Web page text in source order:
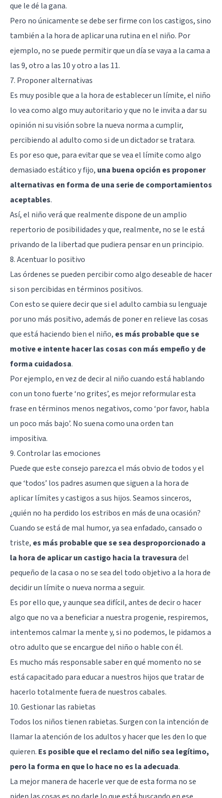
que le dé la gana.
Pero no únicamente se debe ser firme con los castigos, sino
también a la hora de aplicar una rutina en el niño. Por
ejemplo, no se puede permitir que un día se vaya a la cama a
las 9, otro a las 10 y otro a las 11.
7. Proponer alternativas
Es muy posible que a la hora de establecer un límite, el niño
lo vea como algo muy autoritario y que no le invita a dar su
opinión ni su visión sobre la nueva norma a cumplir,
percibiendo al adulto como si de un dictador se tratara.
Es por eso que, para evitar que se vea el límite como algo
demasiado estático y fijo, una buena opción es proponer
alternativas en forma de una serie de comportamientos
aceptables.
Así, el niño verá que realmente dispone de un amplio
repertorio de posibilidades y que, realmente, no se le está
privando de la libertad que pudiera pensar en un principio.
8. Acentuar lo positivo
Las órdenes se pueden percibir como algo deseable de hacer
si son percibidas en términos positivos.
Con esto se quiere decir que si el adulto cambia su lenguaje
por uno más positivo, además de poner en relieve las cosas
que está haciendo bien el niño, es más probable que se
motive e intente hacer las cosas con más empeño y de
forma cuidadosa.
Por ejemplo, en vez de decir al niño cuando está hablando
con un tono fuerte ‘no grites’, es mejor reformular esta
frase en términos menos negativos, como ‘por favor, habla
un poco más bajo’. No suena como una orden tan
impositiva.
9. Controlar las emociones
Puede que este consejo parezca el más obvio de todos y el
que ‘todos’ los padres asumen que siguen a la hora de
aplicar límites y castigos a sus hijos. Seamos sinceros,
¿quién no ha perdido los estribos en más de una ocasión?
Cuando se está de mal humor, ya sea enfadado, cansado o
triste, es más probable que se sea desproporcionado a
la hora de aplicar un castigo hacia la travesuradel
pequeño de la casa o no se sea del todo objetivo a la hora de
decidir un límite o nueva norma a seguir.
Es por ello que, y aunque sea difícil, antes de decir o hacer
algo que no va a beneficiar a nuestra progenie, respiremos,
intentemos calmar la mente y, si no podemos, le pidamos a
otro adulto que se encargue del niño o hable con él.
Es mucho más responsable saber en qué momento no se
está capacitado para educar a nuestros hijos que tratar de
hacerlo totalmente fuera de nuestros cabales.
10. Gestionar las rabietas
Todos los niños tienen rabietas. Surgen con la intención de
llamar la atención de los adultos y hacer que les den lo que
quieren. Es posible que el reclamo del niño sea legítimo,
pero la forma en que lo hace no es la adecuada.
La mejor manera de hacerle ver que de esta forma no se